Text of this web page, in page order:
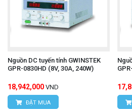
Nguồn DC tuyến tính GWINSTEK
GPR-0830HD (8V, 30A, 240W)
18,942,000 VND
ĐẶT MUA